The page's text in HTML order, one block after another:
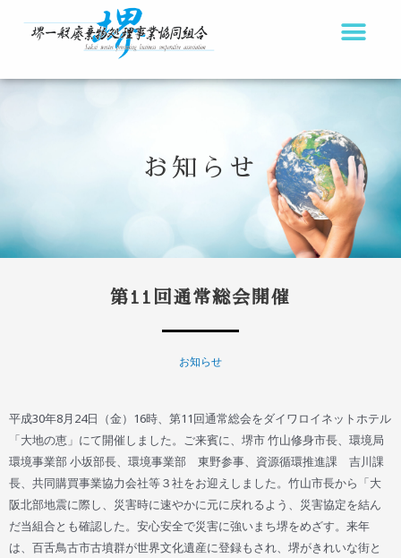
ス
お知らせ
第11回通常総会開催
お知らせ
平成30年8月24日（金）16時、第11回通常総会をダイワロイネットホテル
「大地の恵」にて開催しました。ご来賓に、堺市 竹山修身市長、環境局
環境事業部 小坂部長、環境事業部 東野参事、資源循環推進課 吉川課
長、共同購買事業協力会社等３社をお迎えしました。竹山市長から「大
阪北部地震に際し、災害時に速やかに元に戻れるよう、災害協定を結ん
だ当組合とも確認した。安心安全で災害に強いまち堺をめざす。来年
は、百舌鳥古市古墳群が世界文化遺産に登録もされ、堺がきれいな街と